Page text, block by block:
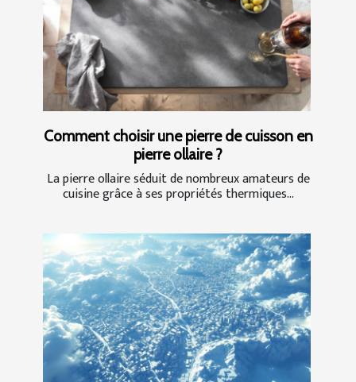
Comment choisir une pierre de cuisson en
pierre ollaire ?
La pierre ollaire séduit de nombreux amateurs de
cuisine grâce à ses propriétés thermiques...